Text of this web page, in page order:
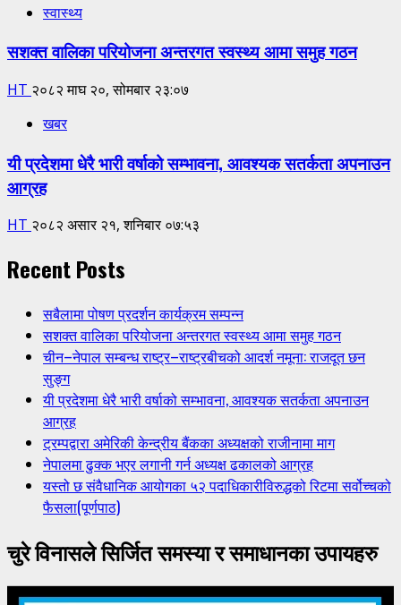
स्वास्थ्य
सशक्त वालिका परियोजना अन्तरगत स्वस्थ्य आमा समुह गठन
HT २०८२ माघ २०, सोमबार २३:०७
खबर
यी प्रदेशमा धेरै भारी वर्षाको सम्भावना, आवश्यक सतर्कता अपनाउन
आग्रह
HT २०८२ असार २१, शनिबार ०७:५३
Recent Posts
सबैलामा पोषण प्रदर्शन कार्यक्रम सम्पन्न
सशक्त वालिका परियोजना अन्तरगत स्वस्थ्य आमा समुह गठन
चीन–नेपाल सम्बन्ध राष्ट्र–राष्ट्रबीचको आदर्श नमूना: राजदूत छन
सुङ्ग
यी प्रदेशमा धेरै भारी वर्षाको सम्भावना, आवश्यक सतर्कता अपनाउन
आग्रह
ट्रम्पद्वारा अमेरिकी केन्द्रीय बैंकका अध्यक्षको राजीनामा माग
नेपालमा ढुक्क भएर लगानी गर्न अध्यक्ष ढकालको आग्रह
यस्तो छ संवैधानिक आयोगका ५२ पदाधिकारीविरुद्धको रिटमा सर्वोच्चको
फैसला(पूर्णपाठ)
चुरे विनासले सिर्जित समस्या र समाधानका उपायहरु